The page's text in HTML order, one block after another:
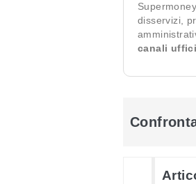
Supermoney
disservizi,
canali